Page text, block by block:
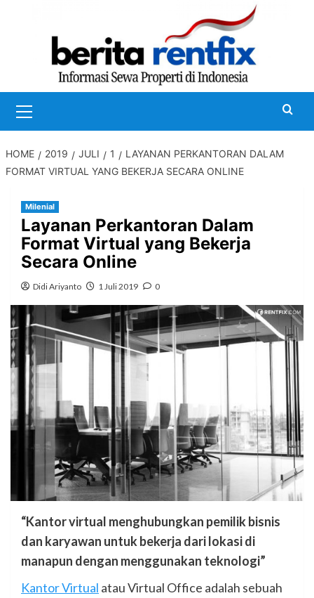
Menu
HOME 2019 JULI 1
LAYANAN PERKANTORAN DALAM
FORMAT VIRTUAL YANG BEKERJA SECARA ONLINE
Milenial
Layanan Perkantoran Dalam
Format Virtual yang Bekerja
Secara Online
Didi Ariyanto 1 Juli 2019 0
“Kantor virtual menghubungkan pemilik bisnis
dan karyawan untuk bekerja dari lokasi di
manapun dengan menggunakan teknologi”
Kantor Virtual atau Virtual Office adalah sebuah